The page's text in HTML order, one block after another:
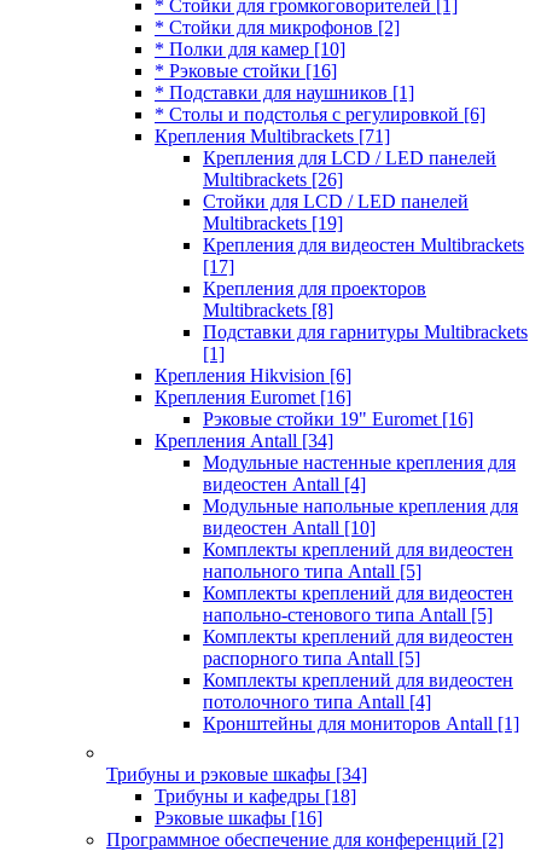
* Стойки для громкоговорителей [1]
* Стойки для микрофонов [2]
* Полки для камер [10]
* Рэковые стойки [16]
* Подставки для наушников [1]
* Столы и подстолья с регулировкой [6]
Крепления Multibrackets [71]
Крепления для LCD / LED панелей
Multibrackets [26]
Стойки для LCD / LED панелей
Multibrackets [19]
Крепления для видеостен Multibrackets
[17]
Крепления для проекторов
Multibrackets [8]
Подставки для гарнитуры Multibrackets
[1]
Крепления Hikvision [6]
Крепления Euromet [16]
Рэковые стойки 19" Euromet [16]
Крепления Antall [34]
Модульные настенные крепления для
видеостен Antall [4]
Модульные напольные крепления для
видеостен Antall [10]
Комплекты креплений для видеостен
напольного типа Antall [5]
Комплекты креплений для видеостен
напольно-стенового типа Antall [5]
Комплекты креплений для видеостен
распорного типа Antall [5]
Комплекты креплений для видеостен
потолочного типа Antall [4]
Кронштейны для мониторов Antall [1]
Трибуны и рэковые шкафы [34]
Трибуны и кафедры [18]
Рэковые шкафы [16]
Программное обеспечение для конференций [2]